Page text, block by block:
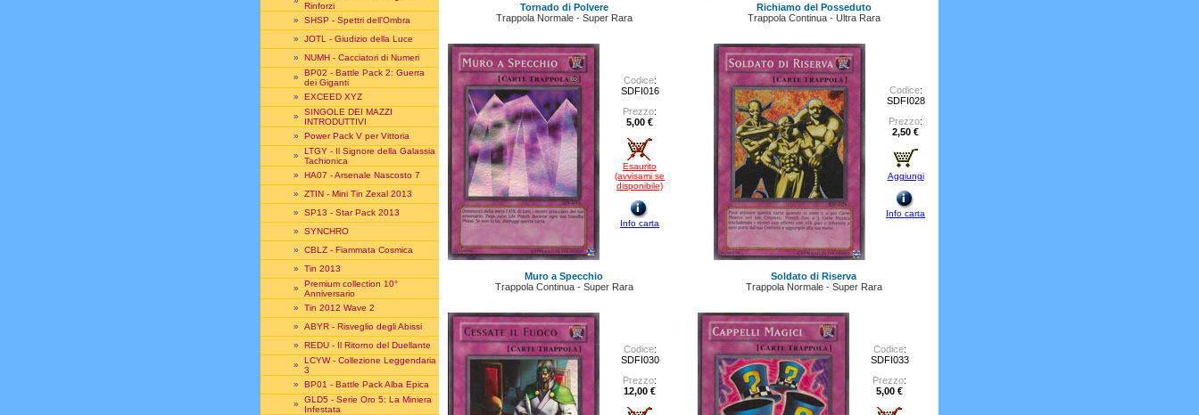
Rinforzi
» SHSP - Spettri dell'Ombra
» JOTL - Giudizio della Luce
» NUMH - Cacciatori di Numeri
» BP02 - Battle Pack 2: Guerra
dei Giganti
» EXCEED XYZ
» SINGOLE DEI MAZZI
INTRODUTTIVI
» Power Pack V per Vittoria
» LTGY - Il Signore della Galassia
Tachionica
» HA07 - Arsenale Nascosto 7
» ZTIN - Mini Tin Zexal 2013
» SP13 - Star Pack 2013
» SYNCHRO
» CBLZ - Fiammata Cosmica
» Tin 2013
» Premium collection 10°
Anniversario
» Tin 2012 Wave 2
» ABYR - Risveglio degli Abissi
» REDU - Il Ritorno del Duellante
» LCYW - Collezione Leggendaria
3
» BP01 - Battle Pack Alba Epica
» GLD5 - Serie Oro 5: La Miniera
Infestata
Tornado di Polvere
Trappola Normale - Super Rara
Richiamo del Posseduto
Trappola Continua - Ultra Rara
Codice:
SDFI016
Prezzo:
5,00 €
Esaurito
(avvisami se
disponibile)
Info carta
Muro a Specchio
Trappola Continua - Super Rara
Codice:
SDFI028
Prezzo:
2,50 €
Aggiungi
Info carta
Soldato di Riserva
Trappola Normale - Super Rara
Codice:
SDFI030
Prezzo:
12,00 €
Codice:
SDFI033
Prezzo:
5,00 €